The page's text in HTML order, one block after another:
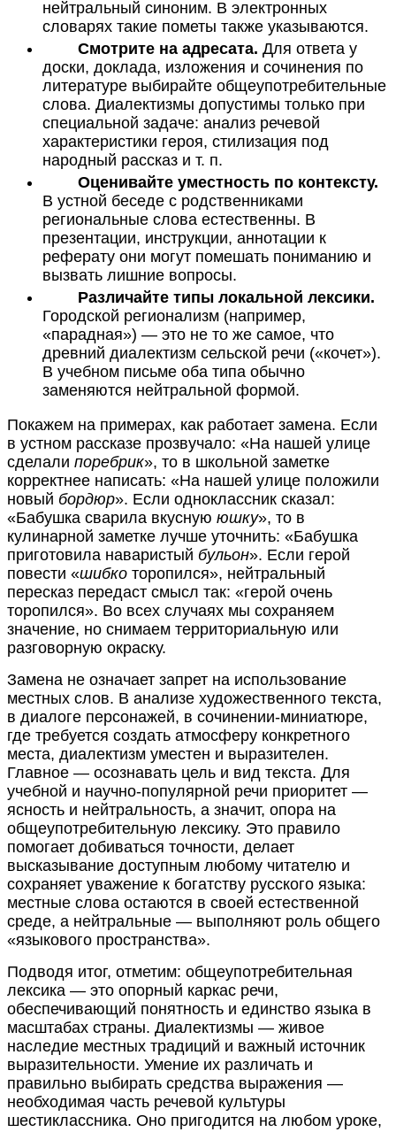
нейтральный синоним. В электронных
словарях такие пометы также указываются.
Смотрите на адресата. Для ответа у
доски, доклада, изложения и сочинения по
литературе выбирайте общеупотребительные
слова. Диалектизмы допустимы только при
специальной задаче: анализ речевой
характеристики героя, стилизация под
народный рассказ и т. п.
Оценивайте уместность по контексту.
В устной беседе с родственниками
региональные слова естественны. В
презентации, инструкции, аннотации к
реферату они могут помешать пониманию и
вызвать лишние вопросы.
Различайте типы локальной лексики.
Городской регионализм (например,
«парадная») — это не то же самое, что
древний диалектизм сельской речи («кочет»).
В учебном письме оба типа обычно
заменяются нейтральной формой.
Покажем на примерах, как работает замена. Если
в устном рассказе прозвучало: «На нашей улице
сделали поребрик», то в школьной заметке
корректнее написать: «На нашей улице положили
новый бордюр». Если одноклассник сказал:
«Бабушка сварила вкусную юшку», то в
кулинарной заметке лучше уточнить: «Бабушка
приготовила наваристый бульон». Если герой
повести «шибко торопился», нейтральный
пересказ передаст смысл так: «герой очень
торопился». Во всех случаях мы сохраняем
значение, но снимаем территориальную или
разговорную окраску.
Замена не означает запрет на использование
местных слов. В анализе художественного текста,
в диалоге персонажей, в сочинении-миниатюре,
где требуется создать атмосферу конкретного
места, диалектизм уместен и выразителен.
Главное — осознавать цель и вид текста. Для
учебной и научно-популярной речи приоритет —
ясность и нейтральность, а значит, опора на
общеупотребительную лексику. Это правило
помогает добиваться точности, делает
высказывание доступным любому читателю и
сохраняет уважение к богатству русского языка:
местные слова остаются в своей естественной
среде, а нейтральные — выполняют роль общего
«языкового пространства».
Подводя итог, отметим: общеупотребительная
лексика — это опорный каркас речи,
обеспечивающий понятность и единство языка в
масштабах страны. Диалектизмы — живое
наследие местных традиций и важный источник
выразительности. Умение их различать и
правильно выбирать средства выражения —
необходимая часть речевой культуры
шестиклассника. Оно пригодится на любом уроке,